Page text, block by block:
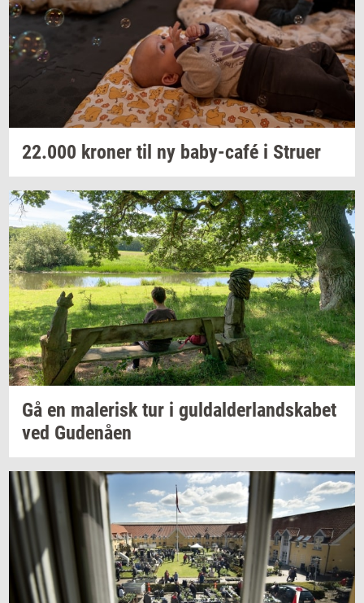
22.000 kro­ner til ny baby-​café i Stru­er
Gå en ma­le­risktur i gul­dal­der­land­ska­bet
ved Gu­denå­en